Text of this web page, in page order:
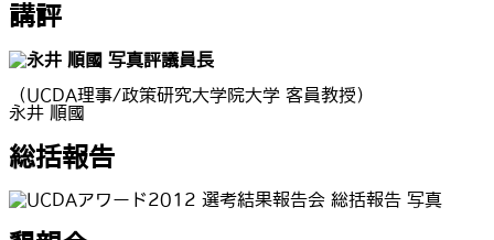
講評
評議員長
（UCDA理事/政策研究大学院大学 客員教授）
永井 順國
総括報告